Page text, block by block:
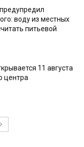
воду из местных
питьевой
11 августа
центра